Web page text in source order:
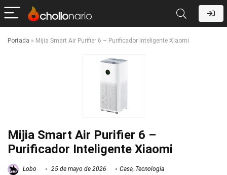
Portada » Mijia Smart Air Purifier 6 – Purificador Inteligente Xiaomi
Mijia Smart Air Purifier 6 –
Purificador Inteligente Xiaomi
Lobo 25 de mayo de 2026 Casa, Tecnología